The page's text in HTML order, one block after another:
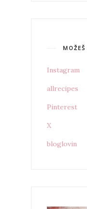
Instagram
allrecipes
Pinterest
X
bloglovin